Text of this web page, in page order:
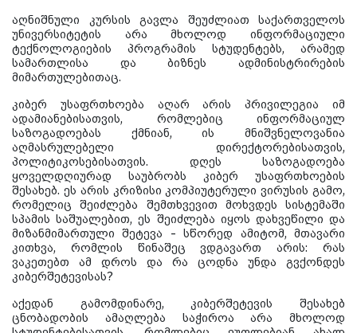
აღნიშნული კურსის გავლა შეუძლიათ საქართველოს
უნივერსიტეტის არა მხოლოდ ინფორმაციული
ტექნოლოგიების პროგრამის სტუდენტებს, არამედ
სამართლისა და ბიზნეს ადმინისტრირების
მიმართულებითაც.
კიბერ უსაფრთხოება აღარ არის პრივილეგია იმ
ადამიანებისათვის, რომლებიც ინფორმაციულ
საზოგადოებას ქმნიან, ის მნიშვნელოვანია
აღმასრულებელი დირექტორებისათვის,
პოლიტიკოსებისათვის. დღეს საზოგადოება
ყოველდღიურად საუბრობს კიბერ უსაფრთხოების
შესახებ. ეს არის კრიზისი კომპიუტერული ვირუსის გამო,
რომელიც შეიძლება შემთხვევით მოხვდეს სისტემაში
სპამის საშუალებით, ეს შეიძლება იყოს დახვეწილი და
მიზანმიმართული შეტევა - სწორედ ამიტომ, მთავარი
კითხვა, რომლის წინაშეც ვდგავართ არის: რას
ვაკეთებთ ამ დროს და რა ცოდნა უნდა გვქონდეს
კიბერშეტევისას?
აქედან გამომდინარე, კიბერშეტევის შესახებ
ცნობადობის ამაღლება საჭიროა არა მხოლოდ